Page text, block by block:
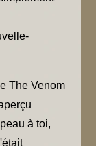
The Venom
à toi,